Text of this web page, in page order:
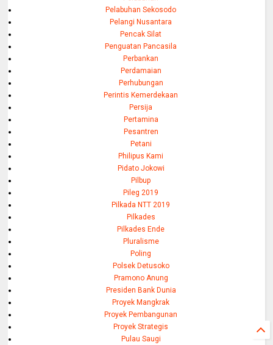
Pelabuhan Sekosodo
Pelangi Nusantara
Pencak Silat
Penguatan Pancasila
Perbankan
Perdamaian
Perhubungan
Perintis Kemerdekaan
Persija
Pertamina
Pesantren
Petani
Philipus Kami
Pidato Jokowi
Pilbup
Pileg 2019
Pilkada NTT 2019
Pilkades
Pilkades Ende
Pluralisme
Poling
Polsek Detusoko
Pramono Anung
Presiden Bank Dunia
Proyek Mangkrak
Proyek Pembangunan
Proyek Strategis
Pulau Saugi